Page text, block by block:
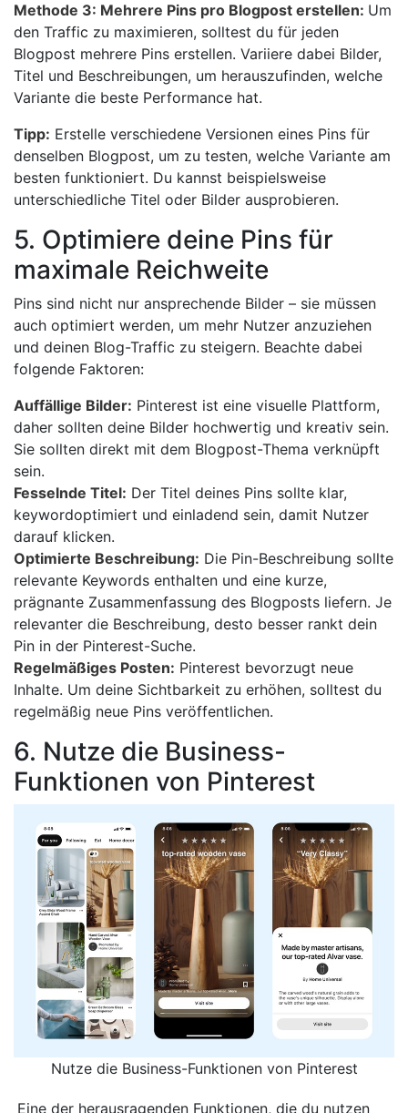
Methode 3: Mehrere Pins pro Blogpost erstellen: Um
den Traffic zu maximieren, solltest du für jeden
Blogpost mehrere Pins erstellen. Variiere dabei Bilder,
Titel und Beschreibungen, um herauszufinden, welche
Variante die beste Performance hat.
Tipp: Erstelle verschiedene Versionen eines Pins für
denselben Blogpost, um zu testen, welche Variante am
besten funktioniert. Du kannst beispielsweise
unterschiedliche Titel oder Bilder ausprobieren.
5. Optimiere deine Pins für
maximale Reichweite
Pins sind nicht nur ansprechende Bilder – sie müssen
auch optimiert werden, um mehr Nutzer anzuziehen
und deinen Blog-Traffic zu steigern. Beachte dabei
folgende Faktoren:
Auffällige Bilder: Pinterest ist eine visuelle Plattform,
daher sollten deine Bilder hochwertig und kreativ sein.
Sie sollten direkt mit dem Blogpost-Thema verknüpft
sein.
Fesselnde Titel: Der Titel deines Pins sollte klar,
keywordoptimiert und einladend sein, damit Nutzer
darauf klicken.
Optimierte Beschreibung: Die Pin-Beschreibung sollte
relevante Keywords enthalten und eine kurze,
prägnante Zusammenfassung des Blogposts liefern. Je
relevanter die Beschreibung, desto besser rankt dein
Pin in der Pinterest-Suche.
Regelmäßiges Posten: Pinterest bevorzugt neue
Inhalte. Um deine Sichtbarkeit zu erhöhen, solltest du
regelmäßig neue Pins veröffentlichen.
6. Nutze die Business-
Funktionen von Pinterest
Nutze die Business-Funktionen von Pinterest
Eine der herausragenden Funktionen, die du nutzen